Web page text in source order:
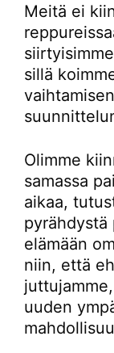
Meitä ei
sillä
Olimme
samassa
aikaa,
pyrähdystä
elämään
niin, että
uuden